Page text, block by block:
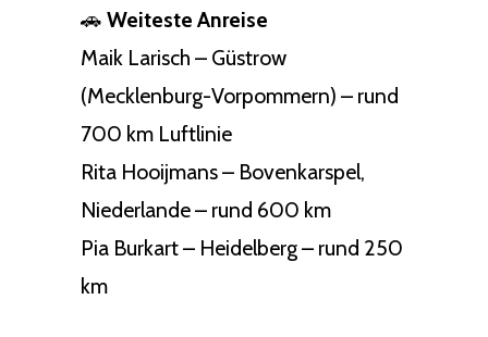
🚗 Weiteste Anreise
Maik Larisch – Güstrow
(Mecklenburg-Vorpommern) – rund
700 km Luftlinie
Rita Hooijmans – Bovenkarspel,
Niederlande – rund 600 km
Pia Burkart – Heidelberg – rund 250
km